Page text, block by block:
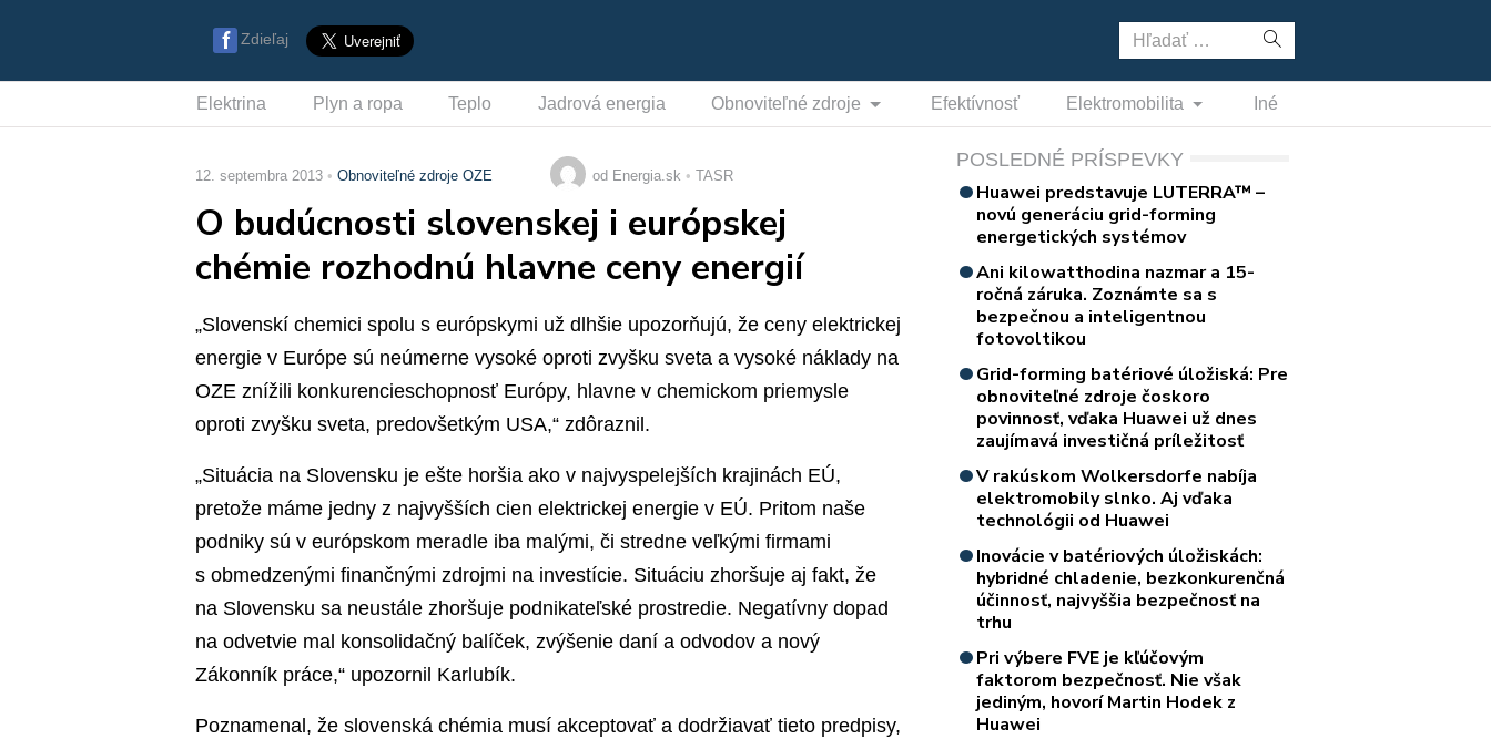
Zdieľaj Hľadať:
Elektrina Plyn a ropa Teplo Jadrová energia Obnoviteľné zdroje Efektívnosť Elektromobilita Iné
12. septembra 2013 Obnoviteľné zdroje OZE od Energia.sk TASR
O budúcnosti slovenskej i európskej
chémie rozhodnú hlavne ceny energií
„Slovenskí chemici spolu s európskymi už dlhšie upozorňujú, že ceny elektrickej
energie v Európe sú neúmerne vysoké oproti zvyšku sveta a vysoké náklady na
OZE znížili konkurencieschopnosť Európy, hlavne v chemickom priemysle
oproti zvyšku sveta, predovšetkým USA,“ zdôraznil.
„Situácia na Slovensku je ešte horšia ako v najvyspelejších krajinách EÚ,
pretože máme jedny z najvyšších cien elektrickej energie v EÚ. Pritom naše
podniky sú v európskom meradle iba malými, či stredne veľkými firmami
s obmedzenými finančnými zdrojmi na investície. Situáciu zhoršuje aj fakt, že
na Slovensku sa neustále zhoršuje podnikateľské prostredie. Negatívny dopad
na odvetvie mal konsolidačný balíček, zvýšenie daní a odvodov a nový
Zákonník práce,“ upozornil Karlubík.
Poznamenal, že slovenská chémia musí akceptovať a dodržiavať tieto predpisy,
POSLEDNÉ PRÍSPEVKY
Huawei predstavuje LUTERRA™ –
novú generáciu grid-forming
energetických systémov
Ani kilowatthodina nazmar a 15-
ročná záruka. Zoznámte sa s
bezpečnou a inteligentnou
fotovoltikou
Grid-forming batériové úložiská: Pre
obnoviteľné zdroje čoskoro
povinnosť, vďaka Huawei už dnes
zaujímavá investičná príležitosť
V rakúskom Wolkersdorfe nabíja
elektromobily slnko. Aj vďaka
technológii od Huawei
Inovácie v batériových úložiskách:
hybridné chladenie, bezkonkurenčná
účinnosť, najvyššia bezpečnosť na
trhu
Pri výbere FVE je kľúčovým
faktorom bezpečnosť. Nie však
jediným, hovorí Martin Hodek z
Huawei